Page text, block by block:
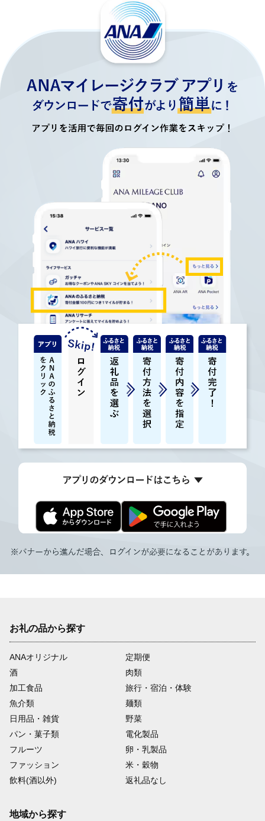
お礼の品から探す
ANAオリジナル
定期便
酒
肉類
加工食品
旅行・宿泊・体験
魚介類
麺類
日用品・雑貨
野菜
パン・菓子類
電化製品
フルーツ
卵・乳製品
ファッション
米・穀物
飲料(酒以外)
返礼品なし
地域から探す